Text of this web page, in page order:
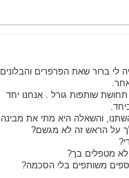
לי ברור שאת הפרפרים והבלונים
שותפות גורל . אנחנו יחד
והשאלה היא מתי את מבינה
על הראש זה לא מגשם?
מטפלים בך?
משותפים בלי הסכמה?